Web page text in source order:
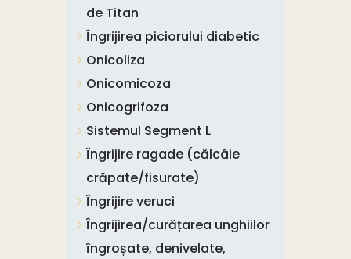
de Titan
Îngrijirea piciorului diabetic
Onicoliza
Onicomicoza
Onicogrifoza
Sistemul Segment L
Îngrijire ragade (călcâie
crăpate/fisurate)
Îngrijire veruci
Îngrijirea/curățarea unghiilor
îngroșate, denivelate,